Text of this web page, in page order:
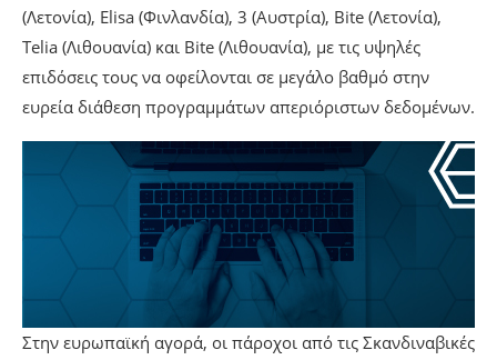
(Λετονία), Elisa (Φινλανδία), 3 (Αυστρία), Bite (Λετονία),
Telia (Λιθουανία) και Bite (Λιθουανία), με τις υψηλές
επιδόσεις τους να οφείλονται σε μεγάλο βαθμό στην
ευρεία διάθεση προγραμμάτων απεριόριστων δεδομένων.
Στην ευρωπαϊκή αγορά, οι πάροχοι από τις Σκανδιναβικές